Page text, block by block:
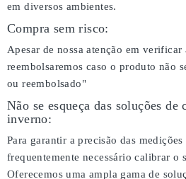
em diversos ambientes.
Compra sem risco:
Apesar de nossa atenção em
reembolsaremos caso o produto não
ou reembolsado"
Não se esqueça das soluções de
inverno:
Para garantir a precisão das medições
frequentemente necessário calibrar o
Oferecemos uma ampla gama de